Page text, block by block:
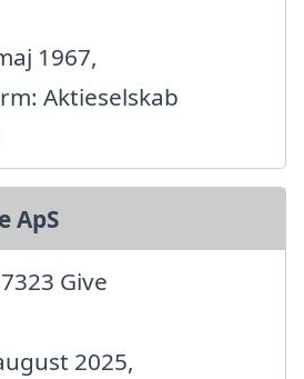
1967,
Aktieselskab
ApS
Give
2025,